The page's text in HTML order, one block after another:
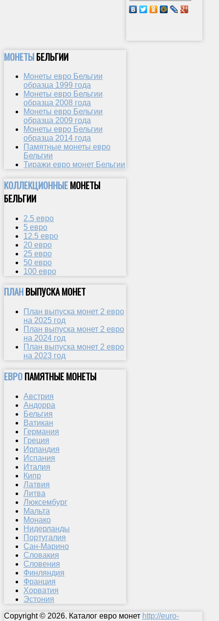
МОНЕТЫБЕЛЬГИИ
Монеты евро Бельгии
образца 1999 года
Монеты евро Бельгии
образца 2008 года
Монеты евро Бельгии
образца 2009 года
Монеты евро Бельгии
образца 2014 года
Памятные монеты евро
Бельгии
Тиражи евро монет Бельгии
КОЛЛЕКЦИОННЫЕМОНЕТЫ
БЕЛЬГИИ
2.5 евро
5 евро
12.5 евро
20 евро
25 евро
50 евро
100 евро
ПЛАНВЫПУСКА МОНЕТ
План выпуска монет 2 евро
на 2025 год
План выпуска монет 2 евро
на 2024 год
План выпуска монет 2 евро
на 2023 год
ЕВРОПАМЯТНЫЕ МОНЕТЫ
Австрия
Андорра
Бельгия
Ватикан
Германия
Греция
Ирландия
Испания
Италия
Кипр
Латвия
Литва
Люксембург
Мальта
Монако
Нидерланды
Португалия
Сан-Марино
Словакия
Словения
Финляндия
Франция
Хорватия
Эстония
Copyright © 2026. Каталог евро монет http://euro-